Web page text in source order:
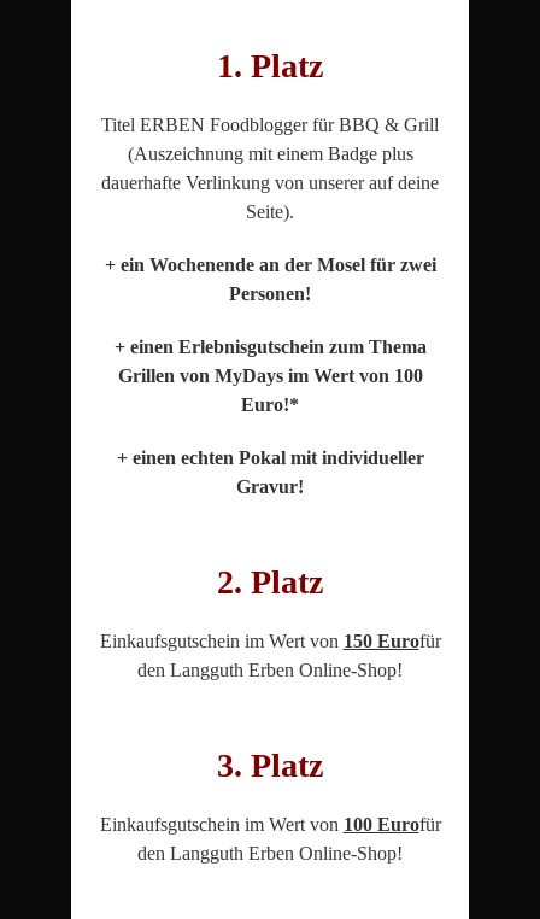
1. Platz
Titel ERBEN Foodblogger für BBQ & Grill
(Auszeichnung mit einem Badge plus
dauerhafte Verlinkung von unserer auf deine
Seite).
+ ein Wochenende an der Mosel für zwei
Personen!
+ einen Erlebnisgutschein zum Thema
Grillen von MyDays im Wert von 100
Euro!*
+ einen echten Pokal mit individueller
Gravur!
2. Platz
Einkaufsgutschein im Wert von 150 Eurofür
den Langguth Erben Online-Shop!
3. Platz
Einkaufsgutschein im Wert von 100 Eurofür
den Langguth Erben Online-Shop!